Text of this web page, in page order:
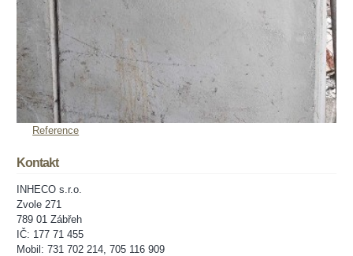
Reference
Kontakt
INHECO s.r.o.
Zvole 271
789 01 Zábřeh
IČ: 177 71 455
Mobil: 731 702 214, 705 116 909